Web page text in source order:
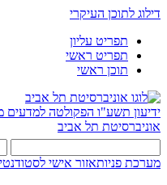
דילוג לתוכן העיקרי
תפריט עליון
תפריט ראשי
תוכן ראשי
ידיעון תשע"ו הפקולטה למדעים
אוניברסיטת תל אביב
מערכת פניותאזור אישי